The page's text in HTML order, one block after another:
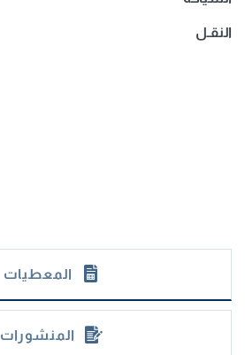
النقـل
المعطيات
المنشورات